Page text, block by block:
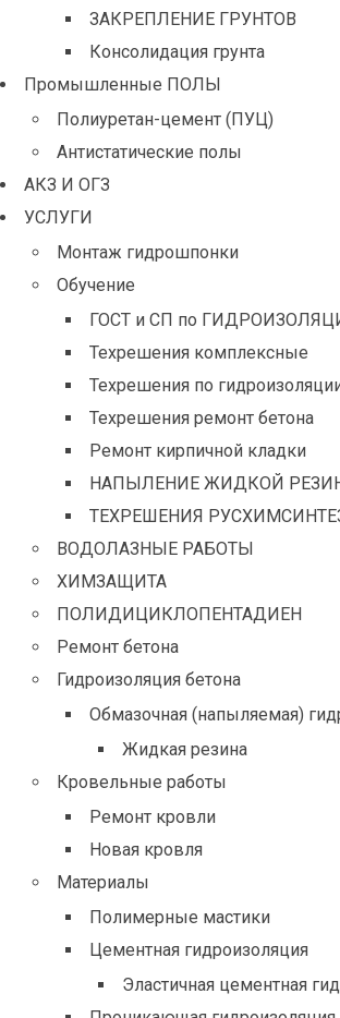
ЗАКРЕПЛЕНИЕ ГРУНТОВ
Консолидация грунта
Промышленные ПОЛЫ
Полиуретан-цемент (ПУЦ)
Антистатические полы
АКЗ И ОГЗ
УСЛУГИ
Монтаж гидрошпонки
Обучение
ГОСТ и СП по
Техрешения комплексные
Техрешения по
Техрешения ремонт бетона
Ремонт кирпичной кладки
НАПЫЛЕНИЕ ЖИДКОЙ
ТЕХРЕШЕНИЯ
ВОДОЛАЗНЫЕ РАБОТЫ
ХИМЗАЩИТА
ПОЛИДИЦИКЛОПЕНТАДИЕН
Ремонт бетона
Гидроизоляция бетона
Обмазочная (напыляемая)
Жидкая резина
Кровельные работы
Ремонт кровли
Новая кровля
Материалы
Полимерные мастики
Цементная гидроизоляция
Эластичная цементная